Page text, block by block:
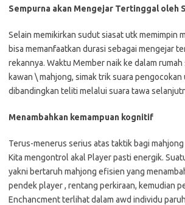
Sempurna akan Mengejar Tertinggal oleh
Selain memikirkan sudut siasat utk memimpin
bisa memanfaatkan durasi sebagai mengejar
rekannya. Waktu Member naik ke dalam
kawan \ mahjong, simak trik suara
dibandingkan teliti melalui suara tawa
Menambahkan kemampuan kognitif
Terus-menerus serius atas taktik bagi
Kita mengontrol akal Player pasti energik.
yakni bertaruh mahjong efisien yang
pendek player , rentang perkiraan, kemudian
Enchancment terlihat dalam awd individu